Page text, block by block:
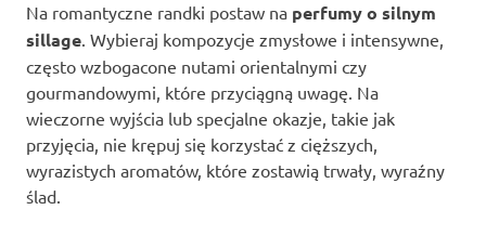
Na romantyczne randki postaw na perfumy o silnym
sillage. Wybieraj kompozycje zmysłowe i intensywne,
często wzbogacone nutami orientalnymi czy
gourmandowymi, które przyciągną uwagę. Na
wieczorne wyjścia lub specjalne okazje, takie jak
przyjęcia, nie krępuj się korzystać z cięższych,
wyrazistych aromatów, które zostawią trwały, wyraźny
ślad.